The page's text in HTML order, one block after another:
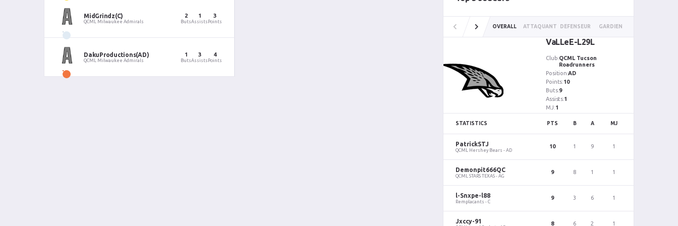
MidGrindz(C)
QCML Milwaukee Admirals
2
Buts
1
Assists
3
Points
DakuProductions(AD)
QCML Milwaukee Admirals
1
Buts
3
Assists
4
Points
OVERALL ATTAQUANT DÉFENSEUR GARDIEN
VaLLeE-L29L
Club:QCML Tucson
Roadrunners
Position:AD
Points:10
Buts:9
Assists:1
MJ:1
STATISTICS PTS B A MJ
PatrickSTJ
QCML Hershey Bears - AD
10 1 9 1
Demonpit666QC
QCML STARS TEXAS - AG
9 8 1 1
l-Snxpe-l88
Remplacants - C
9 3 6 1
Jxccy-91 8 6 2 1